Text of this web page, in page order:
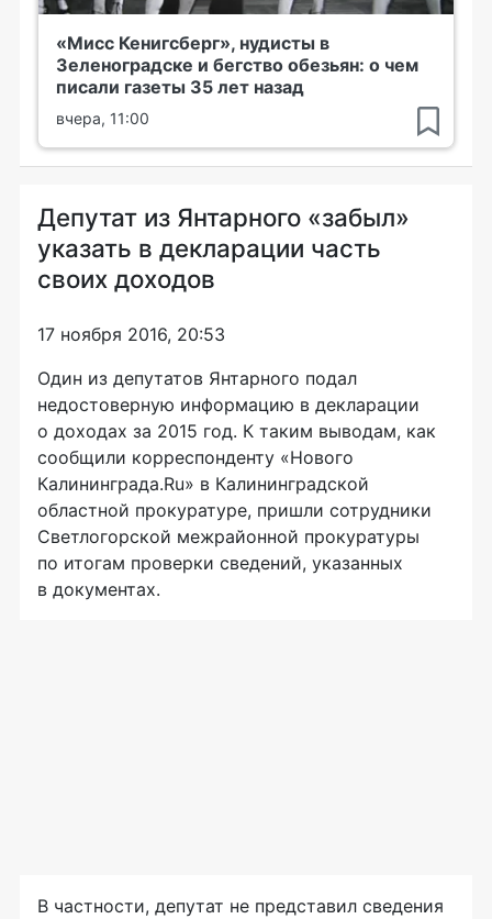
«Мисс Кенигсберг», нудисты в
Зеленоградске и бегство обезьян: о чем
писали газеты 35 лет назад
вчера, 11:00
Депутат из Янтарного «забыл»
указать в декларации часть
своих доходов
17 ноября 2016, 20:53
Один из депутатов Янтарного подал
недостоверную информацию в декларации
о доходах за 2015 год. К таким выводам, как
сообщили корреспонденту «Нового
Калининграда.Ru» в Калининградской
областной прокуратуре, пришли сотрудники
Светлогорской межрайонной прокуратуры
по итогам проверки сведений, указанных
в документах.
В частности, депутат не представил сведения